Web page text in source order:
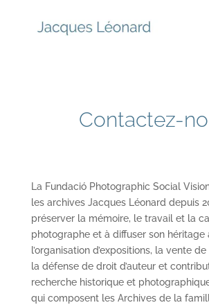
Contactez-
La Fundació Photographic Social
les archives Jacques Léonard depuis
préserver la mémoire, le travail et la
photographe et à diffuser son héritage
l’organisation d’expositions, la vente
la défense de droit d’auteur et
recherche historique et
qui composent les Archives de la